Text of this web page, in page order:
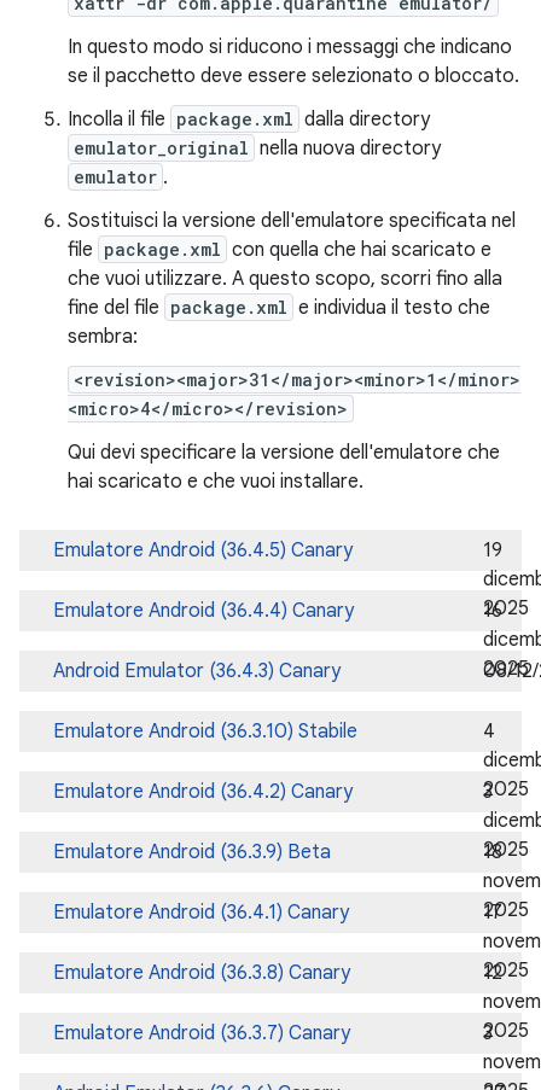
In questo modo si riducono i messaggi che indicano
se il pacchetto deve essere selezionato o bloccato.
Incolla il file package.xml dalla directory
emulator_original nella nuova directory
emulator .
Sostituisci la versione dell'emulatore specificata nel
file package.xml con quella che hai scaricato e
che vuoi utilizzare. A questo scopo, scorri fino alla
fine del file package.xml e individua il testo che
sembra:
<revision><major>31</major><minor>1</minor>
<micro>4</micro></revision>
Qui devi specificare la versione dell'emulatore che
hai scaricato e che vuoi installare.